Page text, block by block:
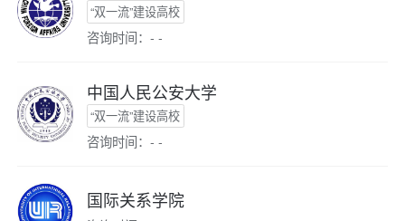
“双一流”建设高校
咨询时间：- -
中国人民公安大学
“双一流”建设高校
咨询时间：- -
国际关系学院